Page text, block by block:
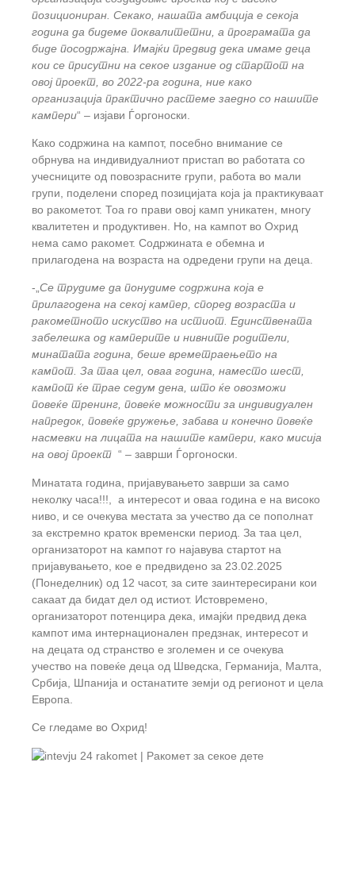
позициониран. Секако, нашата амбиција е секоја
година да бидеме поквалитетни, а програмата да
биде посодржајна. Имајќи предвид дека имаме деца
кои се присутни на секое издание од стартот на
овој проект, во 2022-ра година, ние како
организација практично растеме заедно со нашите
кампери“ – изјави Ѓоргоноски.
Како содржина на кампот, посебно внимание се
обрнува на индивидуалниот пристап во работата со
учесниците од повозрасните групи, работа во мали
групи, поделени според позицијата која ја практикуваат
во ракометот. Тоа го прави овој камп уникатен, многу
квалитетен и продуктивен. Но, на кампот во Охрид
нема само ракомет. Содржината е обемна и
прилагодена на возраста на одредени групи на деца.
-„Се трудиме да понудиме содржина која е
прилагодена на секој кампер, според возраста и
ракометното искуство на истиот. Единствената
забелешка од камперите и нивните родители,
минатата година, беше времетраењето на
кампот. За таа цел, оваа година, наместо шест,
кампот ќе трае седум дена, што ќе овозможи
повеќе тренинг, повеќе можности за индивидуален
напредок, повеќе дружење, забава и конечно повеќе
насмевки на лицата на нашите кампери, како мисија
на овој проект “ – заврши Ѓоргоноски.
Минатата година, пријавувањето заврши за само
неколку часа!!!, а интересот и оваа година е на високо
ниво, и се очекува местата за учество да се пополнат
за екстремно краток временски период. За таа цел,
организаторот на кампот го најавува стартот на
пријавувањето, кое е предвидено за 23.02.2025
(Понеделник) од 12 часот, за сите заинтересирани кои
сакаат да бидат дел од истиот. Истовремено,
организаторот потенцира дека, имајќи предвид дека
кампот има интернационален предзнак, интересот и
на децата од странство е зголемен и се очекува
учество на повеќе деца од Шведска, Германија, Малта,
Србија, Шпанија и останатите земји од регионот и цела
Европа.
Се гледаме во Охрид!